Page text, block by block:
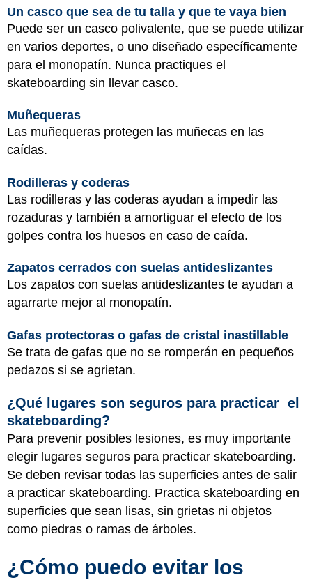
Un casco que sea de tu talla y que te vaya bien
Puede ser un casco polivalente, que se puede utilizar
en varios deportes, o uno diseñado específicamente
para el monopatín. Nunca practiques el
skateboarding sin llevar casco.
Muñequeras
Las muñequeras protegen las muñecas en las
caídas.
Rodilleras y coderas
Las rodilleras y las coderas ayudan a impedir las
rozaduras y también a amortiguar el efecto de los
golpes contra los huesos en caso de caída.
Zapatos cerrados con suelas antideslizantes
Los zapatos con suelas antideslizantes te ayudan a
agarrarte mejor al monopatín.
Gafas protectoras o gafas de cristal inastillable
Se trata de gafas que no se romperán en pequeños
pedazos si se agrietan.
¿Qué lugares son seguros para practicar el
skateboarding?
Para prevenir posibles lesiones, es muy importante
elegir lugares seguros para practicar skateboarding.
Se deben revisar todas las superficies antes de salir
a practicar skateboarding. Practica skateboarding en
superficies que sean lisas, sin grietas ni objetos
como piedras o ramas de árboles.
¿Cómo puedo evitar los